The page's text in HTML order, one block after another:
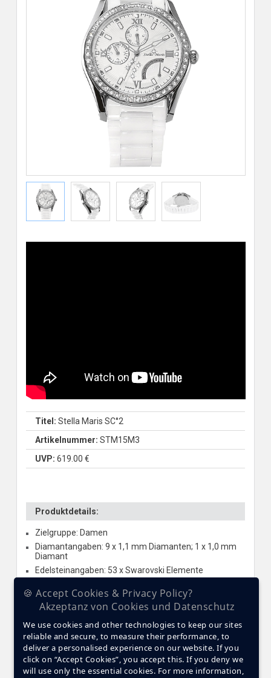
Titel: Stella Maris SC°2
Artikelnummer: STM15M3
UVP: 619.00 €
Produktdetails:
Zielgruppe: Damen
Diamantangaben: 9 x 1,1 mm Diamanten; 1 x 1,0 mm
Diamant
Edelsteinangaben: 53 x Swarovski Elemente
Gehäusematerial: Edelstahl
Gehäusegröße: 42 mm
Werk: Quarz
Besondere Funktionen: Kalender; Tag-Datum; 24h-
Anzeige
Armbandmaterial: Premium Keramik
🍪 Accept Cookies & Privacy Policy?
Akzeptanz von Cookies und Datenschutz
We use cookies and other technologies to keep our sites
reliable and secure, to measure their performance, to
deliver a personalised experience on our website. If you
click on “Accept Cookies”, you accept this. If you deny we
will use only the essential cookies. For more information,